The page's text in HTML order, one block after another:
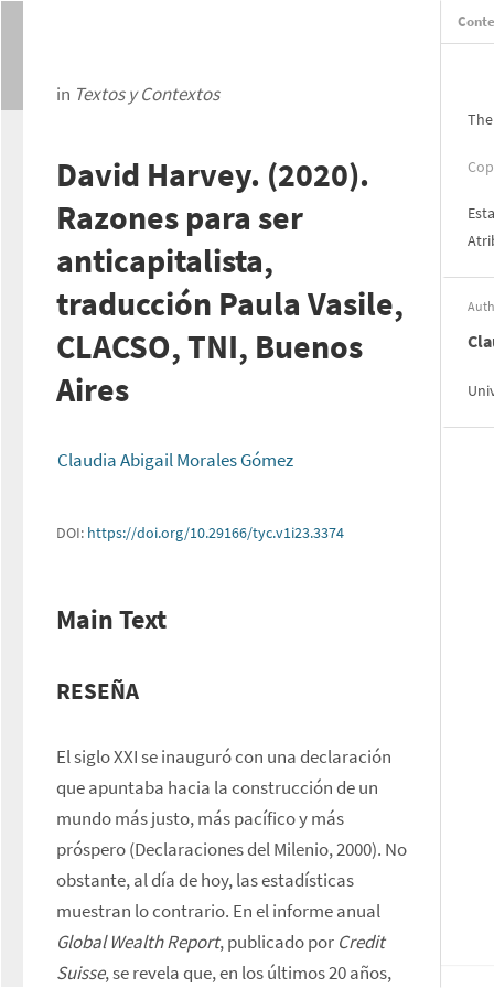
in Textos y Contextos
David Harvey. (2020).
Razones para ser
anticapitalista,
traducción Paula Vasile,
CLACSO, TNI, Buenos
Aires
Claudia Abigail Morales Gómez
DOI: https://doi.org/10.29166/tyc.v1i23.3374
Main Text
RESEÑA
El siglo XXI se inauguró con una declaración
que apuntaba hacia la construcción de un
mundo más justo, más pacífico y más
próspero (Declaraciones del Milenio, 2000). No
obstante, al día de hoy, las estadísticas
Global Wealth Report, publicado por Credit
Suisse, se revela que, en los últimos 20 años,